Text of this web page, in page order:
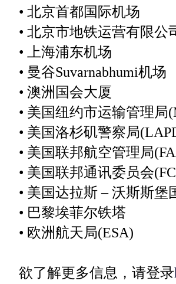
• 北京首都国际机场
• 北京市地铁运营有限公
• 上海浦东机场
• 曼谷Suvarnabhumi机场
• 澳洲国会大厦
• 美国纽约市运输管理局
• 美国洛杉矶警察局
• 美国联邦航空管理局
• 美国联邦通讯委员会
• 美国达拉斯 – 沃斯斯堡
• 巴黎埃菲尔铁塔
• 欧洲航天局(ESA)
欲了解更多信息，请登录